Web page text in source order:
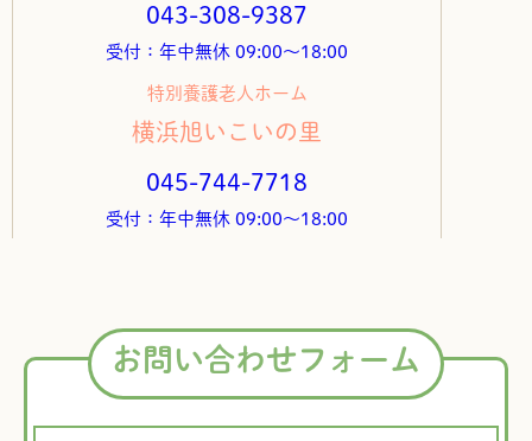
043-308-9387
受付：年中無休 09:00～18:00
特別養護老人ホーム
横浜旭いこいの里
045-744-7718
受付：年中無休 09:00～18:00
お問い合わせフォーム